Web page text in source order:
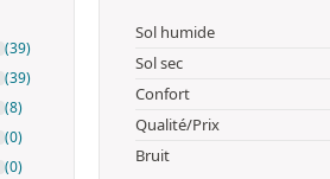
(39)
(39)
(8)
(0)
(0)
Sol humide
Sol sec
Confort
Qualité/Prix
Bruit